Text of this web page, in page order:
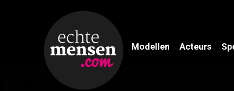
Modellen Acteurs